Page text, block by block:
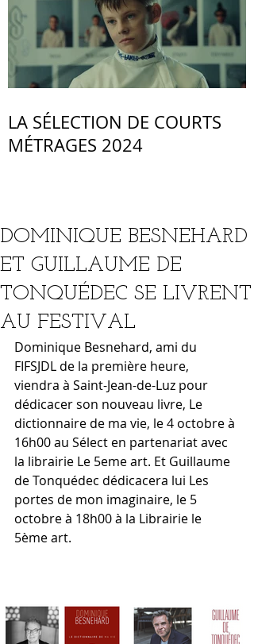
LA SÉLECTION DE COURTS
MÉTRAGES 2024
DOMINIQUE BESNEHARD
ET GUILLAUME DE
TONQUÉDEC SE LIVRENT
AU FESTIVAL
Dominique Besnehard, ami du
FIFSJDL de la première heure,
viendra à Saint-Jean-de-Luz pour
dédicacer son nouveau livre, Le
dictionnaire de ma vie, le 4 octobre à
16h00 au Sélect en partenariat avec
la librairie Le 5eme art. Et Guillaume
de Tonquédec dédicacera lui Les
portes de mon imaginaire, le 5
octobre à 18h00 à la Librairie le
5ème art.